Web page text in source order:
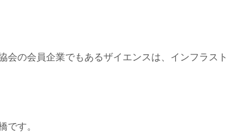
の会員企業でもあるザイエンスは、インフラスト
です。